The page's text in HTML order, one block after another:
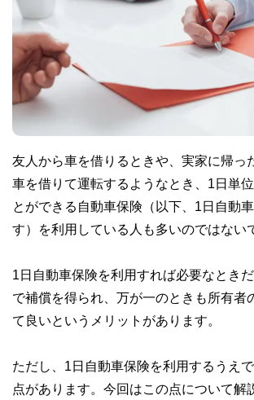
友人から車を借りるときや、実家に帰っ
車を借りて運転するようなとき、1日単
とができる自動車保険（以下、1日自動
す）を利用している人も多いのではない
1日自動車保険を利用すれば必要なとき
で補償を得られ、万が一のときも所有者
て良いというメリットがあります。
ただし、1日自動車保険を利用するうえ
点があります。今回はこの点について解